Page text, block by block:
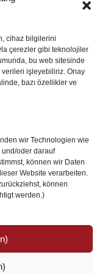
cihaz bilgilerini
çerezler gibi teknolojiler
bu web sitesinde
verileri işleyebiliriz. Onay
bazı özellikler ve
wir Technologien wie
oder darauf
können wir Daten
Website verarbeiten.
können
werden.)
Freiburg ve Aston
Hazırlanıyor